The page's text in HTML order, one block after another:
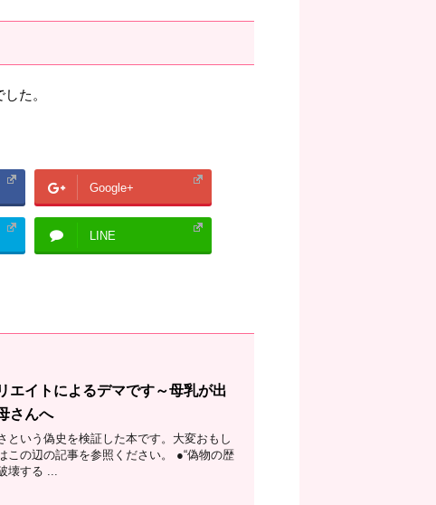
た。
Google+
LINE
エイトによるデマです～母乳が出
さんへ
いう偽史を検証した本です。大変おもし
の辺の記事を参照ください。 ●“偽物の歴
壊する ...